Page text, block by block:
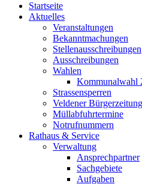
Startseite
Aktuelles
Veranstaltungen
Bekanntmachungen
Stellenausschreibungen
Ausschreibungen
Wahlen
Kommunalwahl
Strassensperren
Veldener Bürgerzeitung
Müllabfuhrtermine
Notrufnummern
Rathaus & Service
Verwaltung
Ansprechpartner
Sachgebiete
Aufgaben